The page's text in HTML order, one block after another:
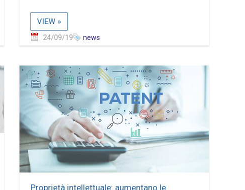
VIEW »
24/09/19 news
Proprietà intellettuale: aumentano le